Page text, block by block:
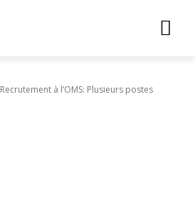
Recrutement à l’OMS: Plusieurs postes